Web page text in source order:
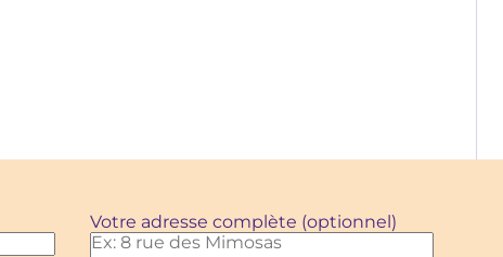
Votre adresse complète (optionnel)